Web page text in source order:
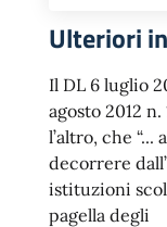
Ulteriori
Il DL 6 luglio
agosto 2012
l’altro, che “... a
decorrere
istituzioni
pagella degli